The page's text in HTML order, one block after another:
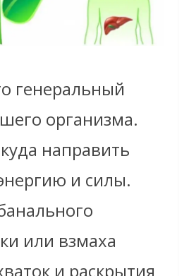
генеральный
организма.
направить
и силы.
или взмаха
и раскрытия